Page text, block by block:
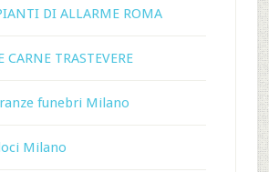
DI ALLARME ROMA
CARNE TRASTEVERE
funebri Milano
Milano